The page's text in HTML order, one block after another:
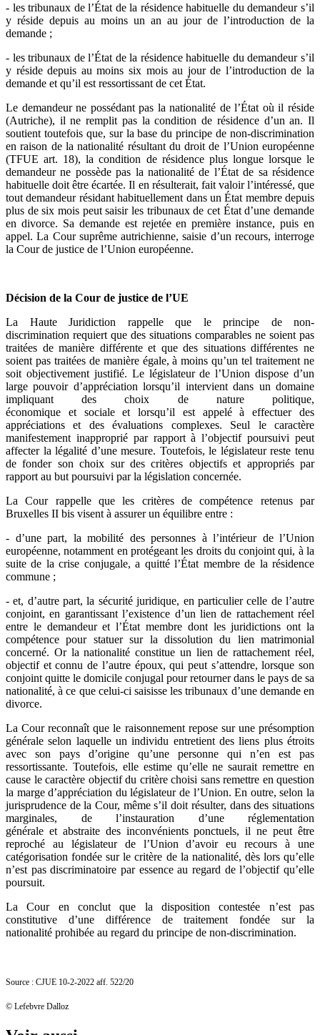
- les tribunaux de l’État de la résidence habituelle du demandeur s’il
y réside depuis au moins un an au jour de l’introduction de la
demande ;
- les tribunaux de l’État de la résidence habituelle du demandeur s’il
y réside depuis au moins six mois au jour de l’introduction de la
demande et qu’il est ressortissant de cet État.
Le demandeur ne possédant pas la nationalité de l’État où il réside
(Autriche), il ne remplit pas la condition de résidence d’un an. Il
soutient toutefois que, sur la base du principe de non-discrimination
en raison de la nationalité résultant du droit de l’Union européenne
(TFUE art. 18), la condition de résidence plus longue lorsque le
demandeur ne possède pas la nationalité de l’État de sa résidence
habituelle doit être écartée. Il en résulterait, fait valoir l’intéressé, que
tout demandeur résidant habituellement dans un État membre depuis
plus de six mois peut saisir les tribunaux de cet État d’une demande
en divorce. Sa demande est rejetée en première instance, puis en
appel. La Cour suprême autrichienne, saisie d’un recours, interroge
la Cour de justice de l’Union européenne.
Décision de la Cour de justice de l’UE
La Haute Juridiction rappelle que le principe de non-
discrimination requiert que des situations comparables ne soient pas
traitées de manière différente et que des situations différentes ne
soient pas traitées de manière égale, à moins qu’un tel traitement ne
soit objectivement justifié. Le législateur de l’Union dispose d’un
large pouvoir d’appréciation lorsqu’il intervient dans un domaine
impliquant des choix de nature politique,
économique et sociale et lorsqu’il est appelé à effectuer des
appréciations et des évaluations complexes. Seul le caractère
manifestement inapproprié par rapport à l’objectif poursuivi peut
affecter la légalité d’une mesure. Toutefois, le législateur reste tenu
de fonder son choix sur des critères objectifs et appropriés par
rapport au but poursuivi par la législation concernée.
La Cour rappelle que les critères de compétence retenus par
Bruxelles II bis visent à assurer un équilibre entre :
- d’une part, la mobilité des personnes à l’intérieur de l’Union
européenne, notamment en protégeant les droits du conjoint qui, à la
suite de la crise conjugale, a quitté l’État membre de la résidence
commune ;
- et, d’autre part, la sécurité juridique, en particulier celle de l’autre
conjoint, en garantissant l’existence d’un lien de rattachement réel
entre le demandeur et l’État membre dont les juridictions ont la
compétence pour statuer sur la dissolution du lien matrimonial
concerné. Or la nationalité constitue un lien de rattachement réel,
objectif et connu de l’autre époux, qui peut s’attendre, lorsque son
conjoint quitte le domicile conjugal pour retourner dans le pays de sa
nationalité, à ce que celui-ci saisisse les tribunaux d’une demande en
divorce.
La Cour reconnaît que le raisonnement repose sur une présomption
générale selon laquelle un individu entretient des liens plus étroits
avec son pays d’origine qu’une personne qui n’en est pas
ressortissante. Toutefois, elle estime qu’elle ne saurait remettre en
cause le caractère objectif du critère choisi sans remettre en question
la marge d’appréciation du législateur de l’Union. En outre, selon la
jurisprudence de la Cour, même s’il doit résulter, dans des situations
marginales, de l’instauration d’une réglementation
générale et abstraite des inconvénients ponctuels, il ne peut être
reproché au législateur de l’Union d’avoir eu recours à une
catégorisation fondée sur le critère de la nationalité, dès lors qu’elle
n’est pas discriminatoire par essence au regard de l’objectif qu’elle
poursuit.
La Cour en conclut que la disposition contestée n’est pas
constitutive d’une différence de traitement fondée sur la
nationalité prohibée au regard du principe de non-discrimination.
Source : CJUE 10-2-2022 aff. 522/20
© Lefebvre Dalloz